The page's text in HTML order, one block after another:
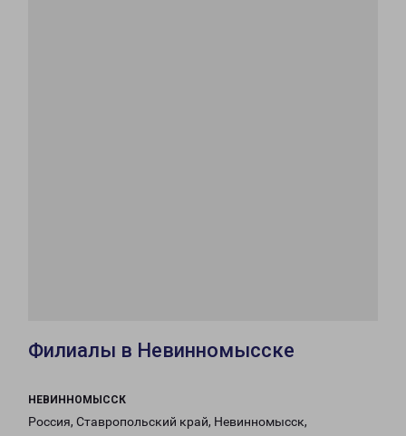
Филиалы в Невинномысске
НЕВИННОМЫССК
Россия, Ставропольский край, Невинномысск,